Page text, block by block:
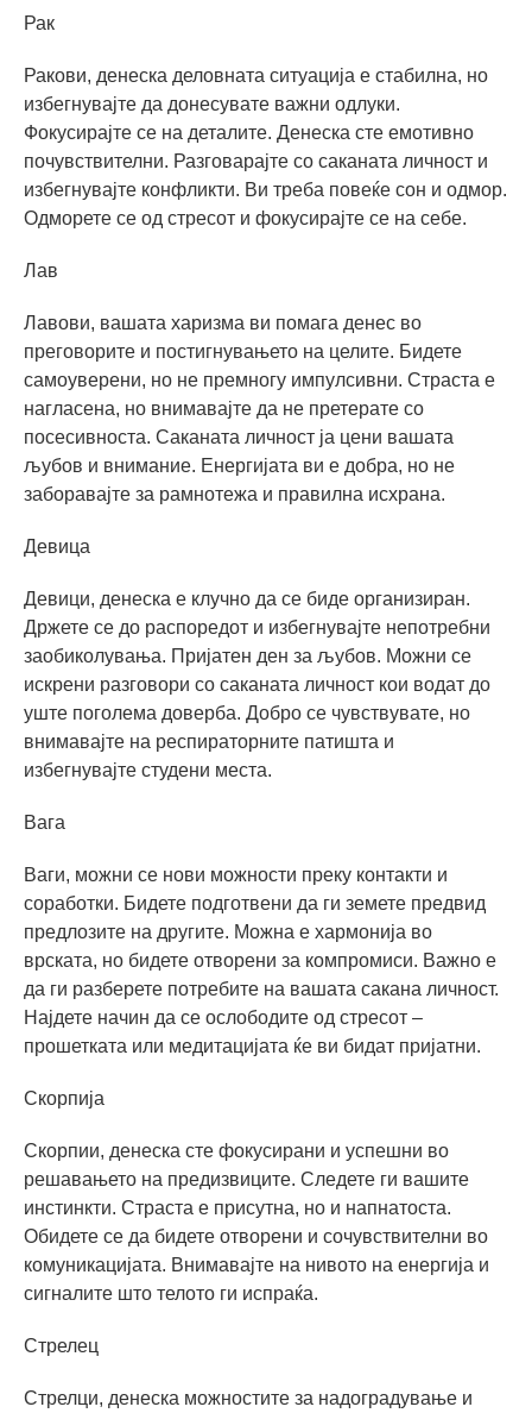
Рак
Ракови, денеска деловната ситуација е стабилна, но
избегнувајте да донесувате важни одлуки.
Фокусирајте се на деталите. Денеска сте емотивно
почувствителни. Разговарајте со саканата личност и
избегнувајте конфликти. Ви треба повеќе сон и одмор.
Одморете се од стресот и фокусирајте се на себе.
Лав
Лавови, вашата харизма ви помага денес во
преговорите и постигнувањето на целите. Бидете
самоуверени, но не премногу импулсивни. Страста е
нагласена, но внимавајте да не претерате со
посесивноста. Саканата личност ја цени вашата
љубов и внимание. Енергијата ви е добра, но не
заборавајте за рамнотежа и правилна исхрана.
Девица
Девици, денеска е клучно да се биде организиран.
Држете се до распоредот и избегнувајте непотребни
заобиколувања. Пријатен ден за љубов. Можни се
искрени разговори со саканата личност кои водат до
уште поголема доверба. Добро се чувствувате, но
внимавајте на респираторните патишта и
избегнувајте студени места.
Вага
Ваги, можни се нови можности преку контакти и
соработки. Бидете подготвени да ги земете предвид
предлозите на другите. Можна е хармонија во
врската, но бидете отворени за компромиси. Важно е
да ги разберете потребите на вашата сакана личност.
Најдете начин да се ослободите од стресот –
прошетката или медитацијата ќе ви бидат пријатни.
Скорпија
Скорпии, денеска сте фокусирани и успешни во
решавањето на предизвиците. Следете ги вашите
инстинкти. Страста е присутна, но и напнатоста.
Обидете се да бидете отворени и сочувствителни во
комуникацијата. Внимавајте на нивото на енергија и
сигналите што телото ги испраќа.
Стрелец
Стрелци, денеска можностите за надоградување и